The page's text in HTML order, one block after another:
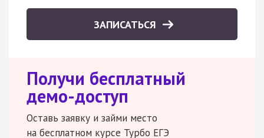
ЗАПИСАТЬСЯ
Получи бесплатный
демо-доступ
Оставь заявку и займи место
на бесплатном курсе Турбо ЕГЭ